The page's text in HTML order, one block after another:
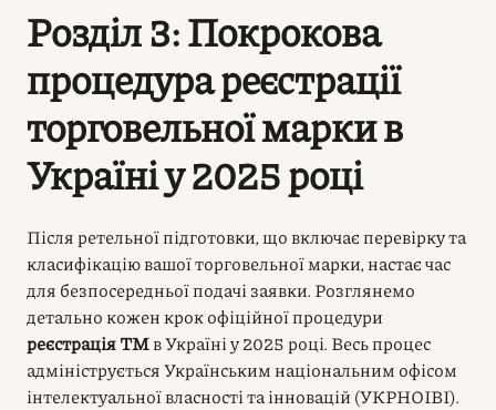
Розділ 3: Покрокова
процедура реєстрації
торговельної марки в
Україні у 2025 році
Після ретельної підготовки, що включає перевірку та
класифікацію вашої торговельної марки, настає час
для безпосередньої подачі заявки. Розглянемо
детально кожен крок офіційної процедури
реєстрація ТМв Україні у 2025 році. Весь процес
адмініструється Українським національним офісом
інтелектуальної власності та інновацій (УКРНОІВІ).